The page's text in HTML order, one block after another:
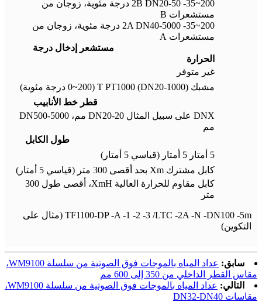
2B DN20-50 -35~200 درجة مئوية، زوجان من
مستشعرات B
2A DN40-5000 -35~200 درجة مئوية، زوجان من
مستشعرات A
مستشعر إدخال درجة
الحرارة
غير متوفر
مشبك T PT1000 (DN20-1000) (0~200 درجة مئوية)
قطر خط الأنابيب
DNX على سبيل المثال DN20-20 مم، DN500-5000
مم
طول الكابل
5 أمتار 5 أمتار (قياسي 5 أمتار)
كابل مشترك Xm بحد أقصى 300 متر (قياسي 5 أمتار)
كابل مقاوم للحرارة العالية XmH، أقصى طول 300
متر
TF1100-DP -A -1 -2 -3 /LTC -2A -N -DN100 -5m (مثال على
التكوين)
سابق:
عداد المياه بالموجات فوق الصوتية من سلسلة WM9100،
مقاس القطر الداخلي من 350 إلى 600 مم
التالي:
عداد المياه بالموجات فوق الصوتية من سلسلة WM9100،
مقاسات DN32-DN40